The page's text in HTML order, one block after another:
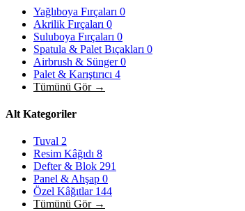
Yağlıboya Fırçaları 0
Akrilik Fırçaları 0
Suluboya Fırçaları 0
Spatula & Palet Bıçakları 0
Airbrush & Sünger0
Palet & Karıştırıcı 4
Tümünü Gör →
Alt Kategoriler
Tuval 2
Resim Kâğıdı 8
Defter & Blok 291
Panel & Ahşap 0
Özel Kâğıtlar 144
Tümünü Gör →